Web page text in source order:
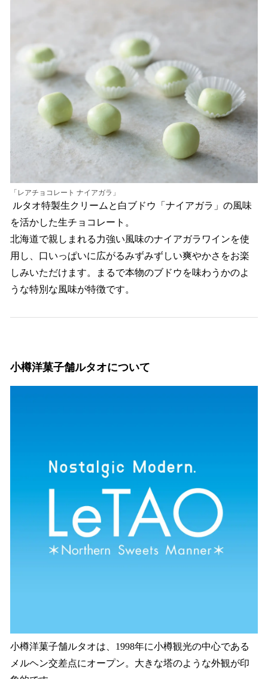
「レアチョコレート ナイアガラ」
ルタオ特製生クリームと白ブドウ「ナイアガラ」の風味
を活かした生チョコレート。
北海道で親しまれる力強い風味のナイアガラワインを使
用し、口いっぱいに広がるみずみずしい爽やかさをお楽
しみいただけます。まるで本物のブドウを味わうかのよ
うな特別な風味が特徴です。
小樽洋菓子舗ルタオについて
小樽洋菓子舗ルタオは、1998年に小樽観光の中心である
メルヘン交差点にオープン。大きな塔のような外観が印